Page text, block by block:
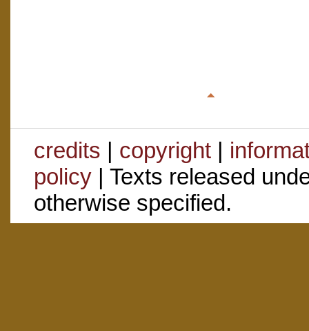
credits | copyright|
policy| Texts released
otherwise specified.